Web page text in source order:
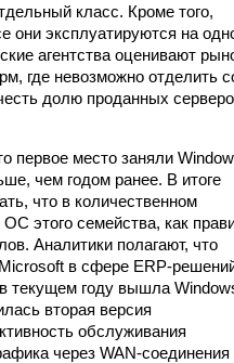
класс. Кроме того,
они эксплуатируются на
агентства оценивают
где невозможно отделить
долю проданных
первое место заняли
чем годом ранее. В итоге
что в количественном
этого семейства, как
Аналитики полагают, что
в сфере ERP-
текущем году вышла
вторая версия
обслуживания
через WAN-соединения